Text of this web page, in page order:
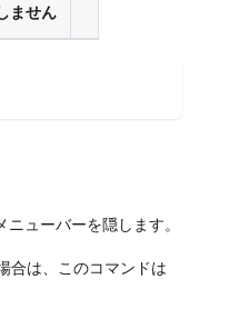
ません
ューバーを隠します。
合は、このコマンドは